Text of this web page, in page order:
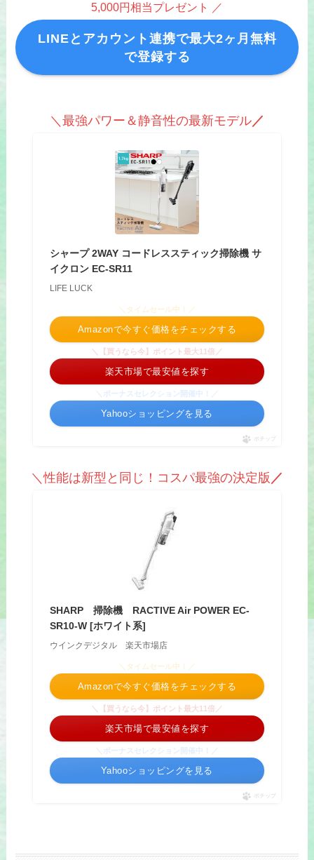
5,000円相当プレゼント ／
LINEとアカウント連携で最大2ヶ月無料
で登録する
＼最強パワー＆静音性の最新モデル／
シャープ 2WAY コードレススティック掃除機 サ
イクロン EC-SR11
LIFE LUCK
＼タイムセール中！／
Amazonで今すぐ価格をチェックする
＼【買うなら今】ポイント最大11倍／
楽天市場で最安値を探す
＼ボーナスセレクション開催中！／
Yahooショッピングを見る
ポチップ
＼性能は新型と同じ！コスパ最強の決定版 ／
SHARP 掃除機 RACTIVE Air POWER EC-
SR10-W [ホワイト系]
ウインクデジタル 楽天市場店
＼タイムセール中！／
Amazonで今すぐ価格をチェックする
＼【買うなら今】ポイント最大11倍／
楽天市場で最安値を探す
＼ボーナスセレクション開催中！／
Yahooショッピングを見る
ポチップ